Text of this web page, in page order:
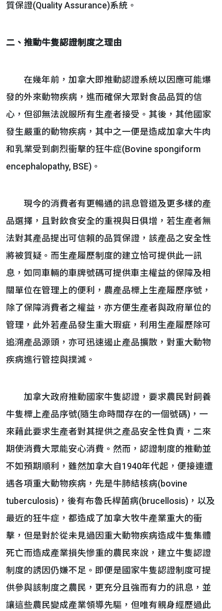
質保證(Quality Assurance)系統。
二、推動牛隻認證制度之理由
在幾年前，加拿大即推動認證系統以因應可能爆
發的外來動物疾病，進而確保大眾對食品品質的信
心，但卻無法說服所有生產者接受。其後，其他國家
發生嚴重的動物疾病，其中之一便是造成加拿大牛肉
和乳業受到劇烈衝擊的狂牛症(Bovine spongiform
encephalopathy, BSE)。
現今的消費者有更暢通的訊息管道及更多樣的產
品選擇，且對飲食安全的重視與日俱增，若生產者無
法對其產品提出可信賴的品質保證，該產品之安全性
將被質疑。而生產履歷制度的建立恰可提供此一訊
息，如同車輛的車牌號碼可提供車主權益的保障及相
關單位在管理上的便利，農產品標上生產履歷序號，
除了保障消費者之權益，亦方便生產者與政府單位的
管理，此外若產品發生重大瑕疵，利用生產履歷除可
追溯產品源頭，亦可迅速遏止產品擴散，對重大動物
疾病進行管控與撲滅。
加拿大政府推動國家牛隻認證，要求農民對飼養
牛隻標上產品序號(隨生命時間存在的一個號碼)，一
來藉此要求生產者對其提供之產品安全性負責，二來
期使消費大眾能安心消費。然而，認證制度的推動並
不如預期順利，雖然加拿大自1940年代起，便接連遭
遇各項重大動物疾病，先是牛肺結核病(bovine
tuberculosis)，後有布魯氏桿菌病(brucellosis)，以及
最近的狂牛症，都造成了加拿大牧牛產業重大的衝
擊，但是對於從未見過因重大動物疾病造成牛隻集體
死亡而造成產業損失慘重的農民來說，建立牛隻認證
制度的誘因仍嫌不足。即便是國家牛隻認證制度可提
供參與該制度之農民，更充分且強而有力的訊息，並
讓這些農民變成產業領導先驅，但唯有親身經歷過此